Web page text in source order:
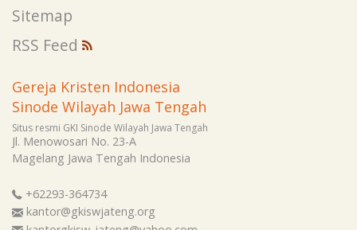
Sitemap
RSS Feed
Gereja Kristen Indonesia
Sinode Wilayah Jawa Tengah
Situs resmi GKI Sinode Wilayah Jawa Tengah
Jl. Menowosari No. 23-A
Magelang Jawa Tengah Indonesia
+62293-364734
kantor@gkiswjateng.org